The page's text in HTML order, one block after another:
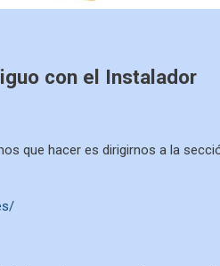
con el Instalador
que hacer es dirigirnos a la